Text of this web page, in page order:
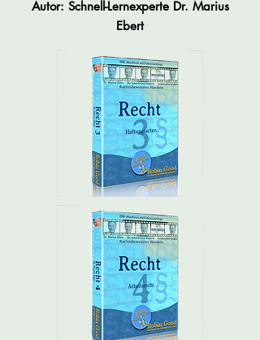
Autor: Schnell-Lernexperte Dr. Marius
Ebert